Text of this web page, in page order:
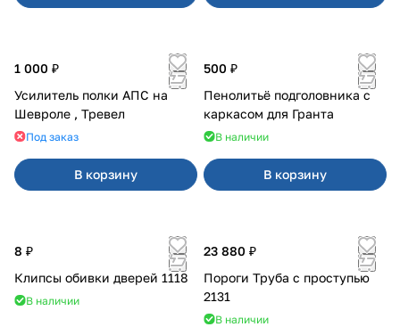
1 000 ₽
Усилитель полки АПС на
Шевроле , Тревел
Под заказ
В корзину
500 ₽
Пенолитьё подголовника с
каркасом для Гранта
В наличии
В корзину
8 ₽
Клипсы обивки дверей 1118
В наличии
23 880 ₽
Пороги Труба с проступью
2131
В наличии